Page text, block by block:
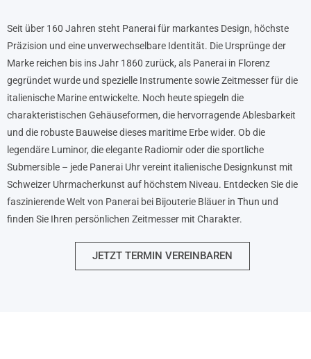
Seit über 160 Jahren steht Panerai für markantes Design, höchste
Präzision und eine unverwechselbare Identität. Die Ursprünge der
Marke reichen bis ins Jahr 1860 zurück, als Panerai in Florenz
gegründet wurde und spezielle Instrumente sowie Zeitmesser für die
italienische Marine entwickelte. Noch heute spiegeln die
charakteristischen Gehäuseformen, die hervorragende Ablesbarkeit
und die robuste Bauweise dieses maritime Erbe wider. Ob die
legendäre Luminor, die elegante Radiomir oder die sportliche
Submersible – jede Panerai Uhr vereint italienische Designkunst mit
Schweizer Uhrmacherkunst auf höchstem Niveau. Entdecken Sie die
faszinierende Welt von Panerai bei Bijouterie Bläuer in Thun und
finden Sie Ihren persönlichen Zeitmesser mit Charakter.
JETZT TERMIN VEREINBAREN